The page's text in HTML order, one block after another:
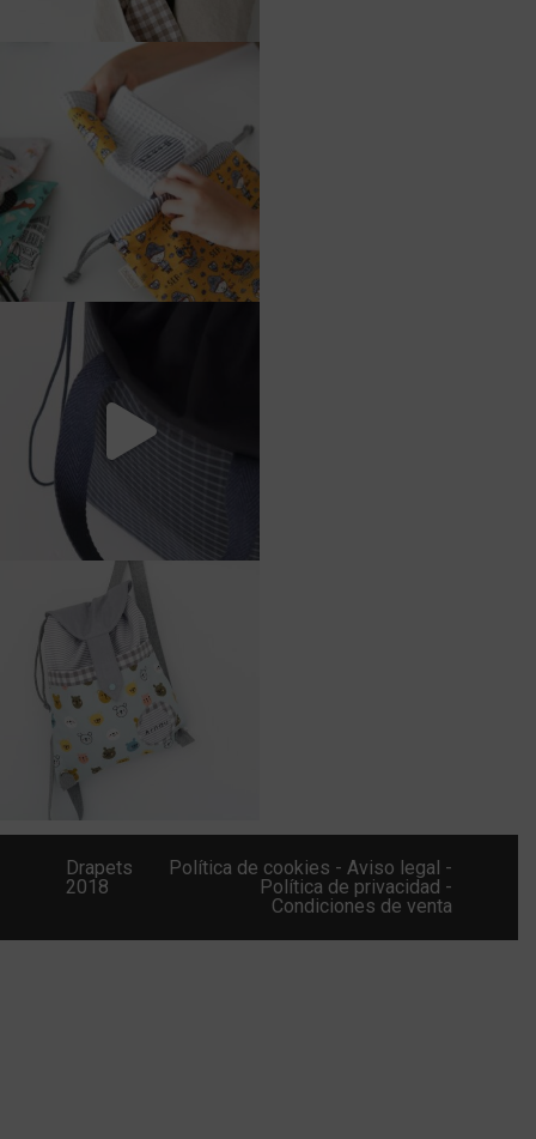
Drapets
2018
Política de cookies - Aviso legal -
Política de privacidad -
Condiciones de venta